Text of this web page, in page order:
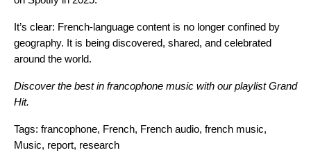
It’s clear: French-language content is no longer confined by
geography. It is being discovered, shared, and celebrated
around the world.
Discover the best in francophone music with our playlistGrand
Hit.
Tags: francophone, French, French audio, french music,
Music, report, research